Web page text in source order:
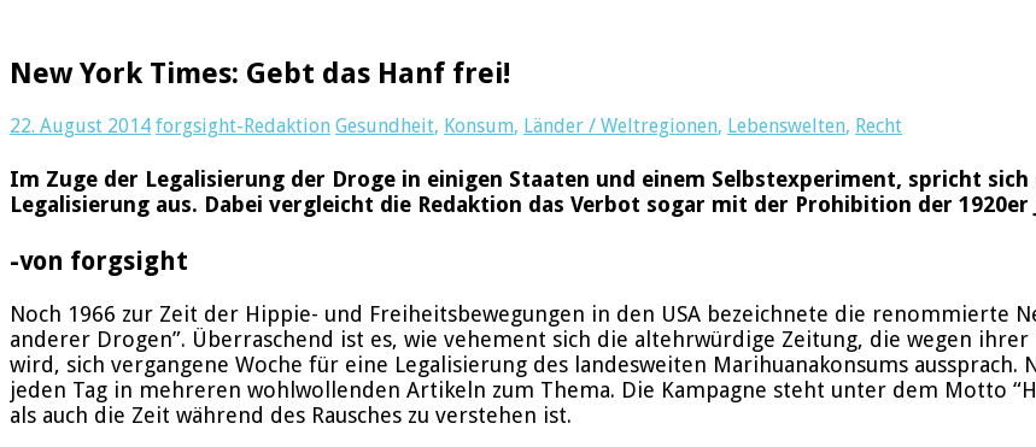
New York Times: Gebt das Hanf frei!
22. August 2014 forgsight-Redaktion Gesundheit, Konsum, Länder / Weltregionen, Lebenswelten, Recht
Im Zuge der Legalisierung der Droge in einigen Staaten und einem Selbstexperiment, spricht
Legalisierung aus. Dabei vergleicht die Redaktion das Verbot sogar mit der Prohibition der
-von forgsight
Noch 1966 zur Zeit der Hippie- und Freiheitsbewegungen in den USA bezeichnete die renommierte
anderer Drogen”. Überraschend ist es, wie vehement sich die altehrwürdige Zeitung, die wegen ihrer
wird, sich vergangene Woche für eine Legalisierung des landesweiten Marihuanakonsums
jeden Tag in mehreren wohlwollenden Artikeln zum Thema. Die Kampagne steht unter dem Motto
als auch die Zeit während des Rausches zu verstehen ist.